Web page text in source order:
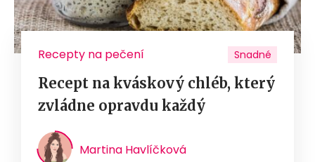
Recepty na pečení Snadné
Recept na kváskový chléb, který
zvládne opravdu každý
Martina Havlíčková